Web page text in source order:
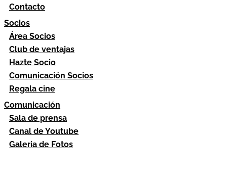
Contacto
Socios
Área Socios
Club de ventajas
Hazte Socio
Comunicación Socios
Regala cine
Comunicación
Sala de prensa
Canal de Youtube
Galeria de Fotos